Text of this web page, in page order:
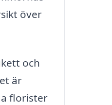
över
och
är
florister